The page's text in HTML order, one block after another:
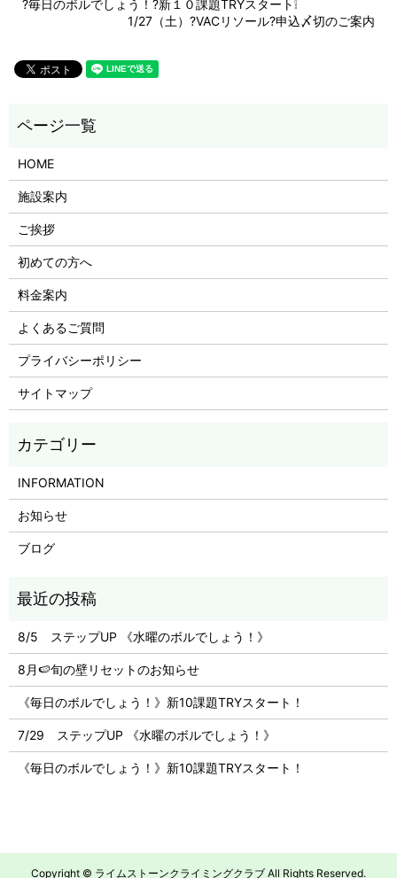
?毎日のボルでしょう！?新１０課題TRYスタート❕
1/27（土）?VACリソール?申込〆切のご案内
HOME
施設案内
ご挨拶
初めての方へ
料金案内
よくあるご質問
プライバシーポリシー
サイトマップ
INFORMATION
お知らせ
ブログ
8/5 ステップUP 《水曜のボルでしょう！》
8月🍉旬の壁リセットのお知らせ
《毎日のボルでしょう！》新10課題TRYスタート！
7/29 ステップUP 《水曜のボルでしょう！》
《毎日のボルでしょう！》新10課題TRYスタート！
Copyright © ライムストーンクライミングクラブ All Rights Reserved.